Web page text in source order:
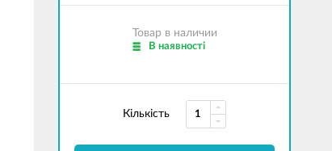
Товар в наличии
В наявності
Кількість